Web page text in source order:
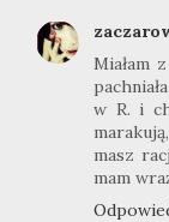
Miałam
w R. i
masz
mam